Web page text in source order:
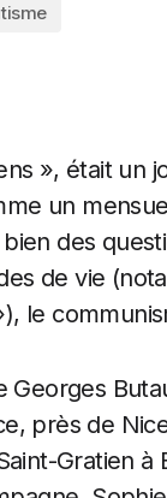
», était un
un
des
de vie
le
Georges
près de
Gratien